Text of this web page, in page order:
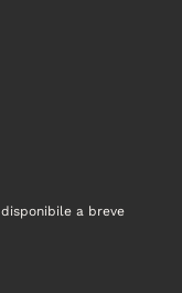
a breve